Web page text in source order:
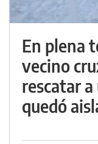
En plena
vecino
rescatar
quedó